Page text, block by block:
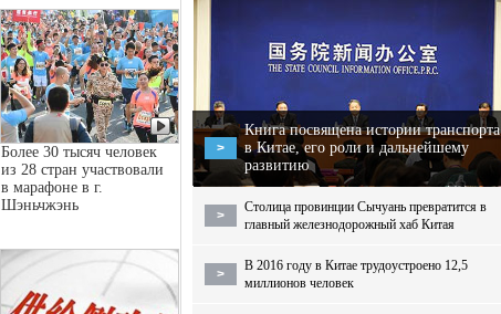
Более 30 тысяч человек
из 28 стран участвовали
в марафоне в г.
Шэньчжэнь
>
Книга посвящена истории транспорта
в Китае, его роли и дальнейшему
развитию
>
Столица провинции Сычуань превратится в
главный железнодорожный хаб Китая
>
В 2016 году в Китае трудоустроено 12,5
миллионов человек